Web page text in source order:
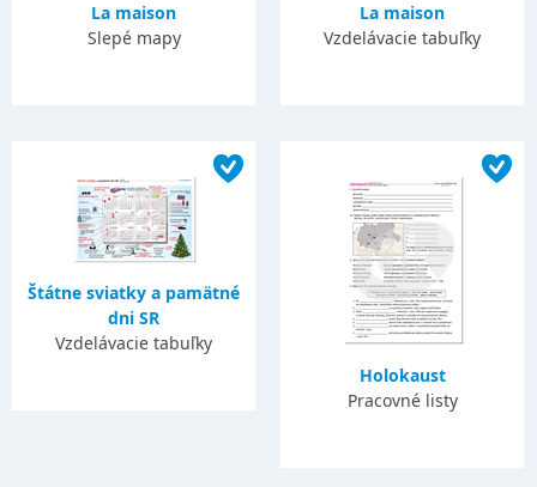
La maison
Slepé mapy
La maison
Vzdelávacie tabuľky
Štátne sviatky a pamätné
dni SR
Vzdelávacie tabuľky
Holokaust
Pracovné listy